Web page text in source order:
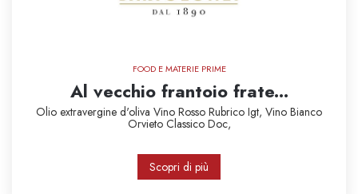
FOOD E MATERIE PRIME
Al vecchio frantoio frate...
Olio extravergine d'oliva Vino Rosso Rubrico Igt, Vino Bianco
Orvieto Classico Doc,
Scopri di più